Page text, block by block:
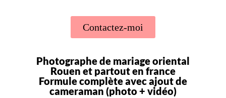
Contactez-moi
Photographe de mariage oriental
Rouen et partout en france
Formule complète avec ajout de
cameraman (photo + vidéo)